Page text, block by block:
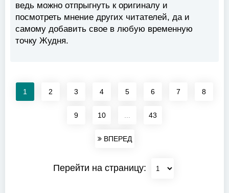
ведь можно отпрыгнуть к оригиналу и
посмотреть мнение других читателей, да и
самому добавить свое в любую временную
точку Жудня.
1 2 3 4 5 6 7 8
9 10 43
ВПЕРЕД
Перейти на страницу: